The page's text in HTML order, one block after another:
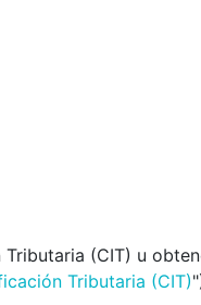
(CIT) u
Tributaria (CIT)